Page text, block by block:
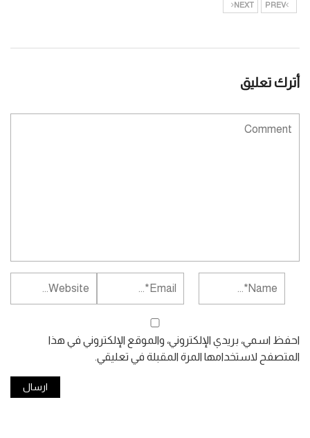
PREV
NEXT
أترك تعليق
احفظ اسمي، بريدي الإلكتروني، والموقع الإلكتروني في هذا
المتصفح لاستخدامها المرة المقبلة في تعليقي.